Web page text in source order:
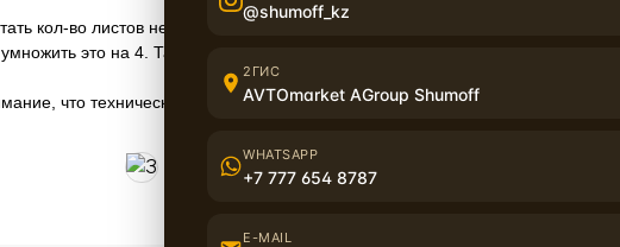
кол-во листов необходимое к заказу, то можете воспользоваться
это на 4. Так, вы получите общую длину, необходимую для
что технические жидкости и прикаточный ролик нужно заказывать
@shumoff_kz
2ГИС
AVTOmarket AGroup Shumoff
WHATSAPP
+7 777 654 8787
E-MAIL